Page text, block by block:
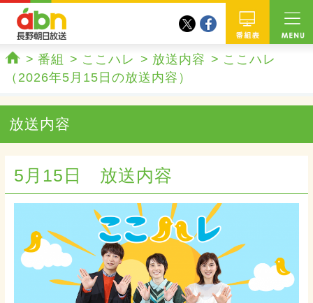
twitterfacebook
ホーム
番組 ここハレ 放送内容
ここハレ
（2026年5月15日の放送内容）
放送内容
5月15日 放送内容